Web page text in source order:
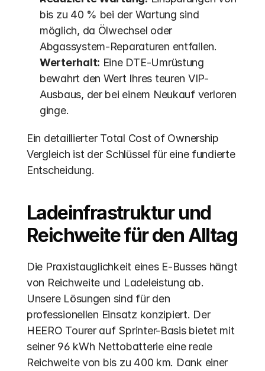
bis zu 40 % bei der Wartung sind
möglich, da Ölwechsel oder
Abgassystem-Reparaturen entfallen.
Werterhalt: Eine DTE-Umrüstung
bewahrt den Wert Ihres teuren VIP-
Ausbaus, der bei einem Neukauf verloren
ginge.
Ein detaillierter Total Cost of Ownership
Vergleich ist der Schlüssel für eine fundierte
Entscheidung.
Ladeinfrastruktur und
Reichweite für den Alltag
Die Praxistauglichkeit eines E-Busses hängt
von Reichweite und Ladeleistung ab.
Unsere Lösungen sind für den
professionellen Einsatz konzipiert. Der
HEERO Tourer auf Sprinter-Basis bietet mit
seiner 96 kWh Nettobatterie eine reale
Reichweite von bis zu 400 km. Dank einer